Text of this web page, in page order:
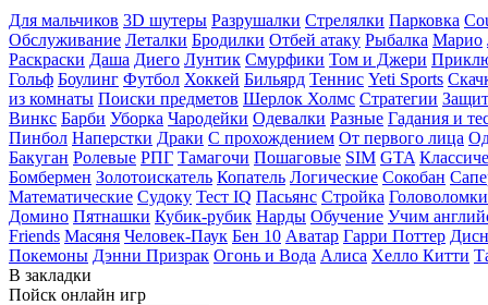
Для мальчиков 3D шутеры Разрушалки Стрелялки Парковка
Обслуживание Леталки Бродилки Отбей атаку Рыбалка Марио
Раскраски Даша Диего Лунтик Смурфики Том и Джери
Гольф Боулинг Футбол Хоккей Бильярд Теннис Yeti Sports
из комнаты Поиски предметов Шерлок Холмс Стратегии
Винкс Барби Уборка Чародейки Одевалки Разные Гадания и
Пинбол Наперстки Драки С прохождением От первого лица
Бакуган Ролевые РПГ Тамагочи Пошаговые SIM GTA
Бомбермен Золотоискатель Копатель Логические Сокобан
Математические Судоку Тест IQ Пасьянс Стройка Головоломки
Домино Пятнашки Кубик-рубик Нарды Обучение Учим
Friends Масяня Человек-Паук Бен 10 Аватар Гарри Поттер
Покемоны Дэнни Призрак Огонь и Вода Алиса Хелло Китти
В закладки
Пойск онлайн игр